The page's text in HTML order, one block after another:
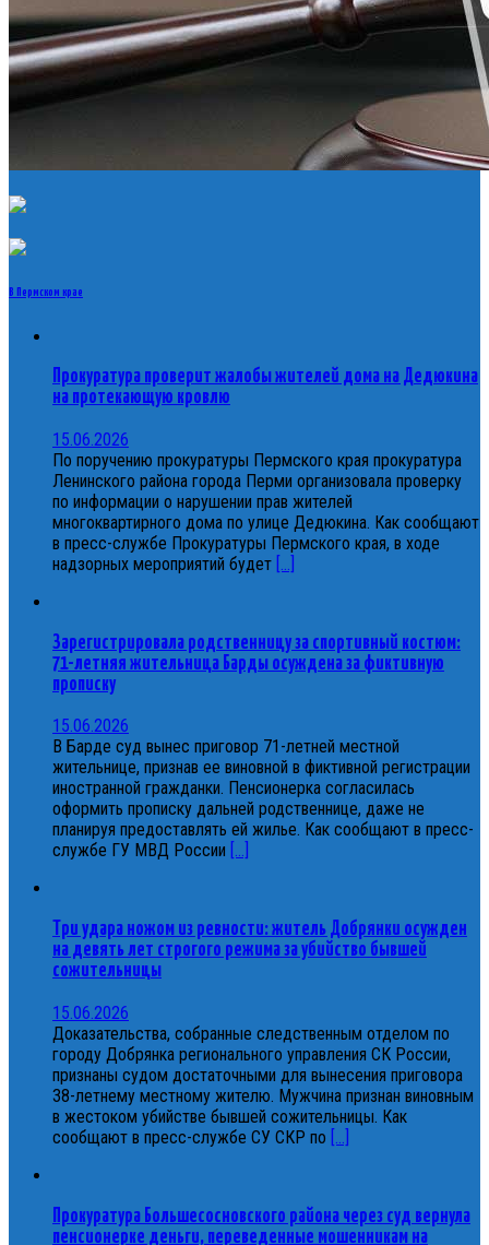
В Пермском крае
Прокуратура проверит жалобы жителей дома на Дедюкина
на протекающую кровлю
15.06.2026
По поручению прокуратуры Пермского края прокуратура
Ленинского района города Перми организовала проверку
по информации о нарушении прав жителей
многоквартирного дома по улице Дедюкина. Как сообщают
в пресс-службе Прокуратуры Пермского края, в ходе
надзорных мероприятий будет [...]
Зарегистрировала родственницу за спортивный костюм:
71-летняя жительница Барды осуждена за фиктивную
прописку
15.06.2026
В Барде суд вынес приговор 71-летней местной
жительнице, признав ее виновной в фиктивной регистрации
иностранной гражданки. Пенсионерка согласилась
оформить прописку дальней родственнице, даже не
планируя предоставлять ей жилье. Как сообщают в пресс-
службе ГУ МВД России [...]
Три удара ножом из ревности: житель Добрянки осужден
на девять лет строгого режима за убийство бывшей
сожительницы
15.06.2026
Доказательства, собранные следственным отделом по
городу Добрянка регионального управления СК России,
признаны судом достаточными для вынесения приговора
38-летнему местному жителю. Мужчина признан виновным
в жестоком убийстве бывшей сожительницы. Как
сообщают в пресс-службе СУ СКР по [...]
Прокуратура Большесосновского района через суд вернула
пенсионерке деньги, переведенные мошенникам на